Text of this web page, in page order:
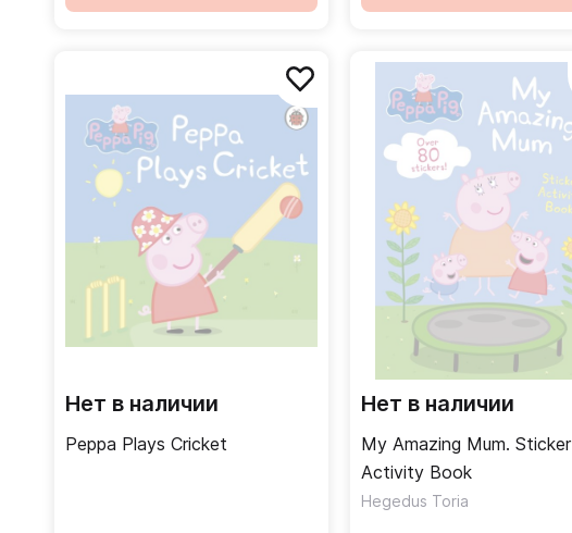
Нет в наличии
Peppa Plays Cricket
Нет в наличии
My Amazing Mum. Sticker
Activity Book
Hegedus Toria